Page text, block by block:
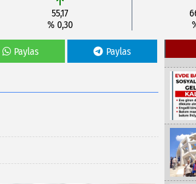
55,17
% 0,30
Paylas Paylas